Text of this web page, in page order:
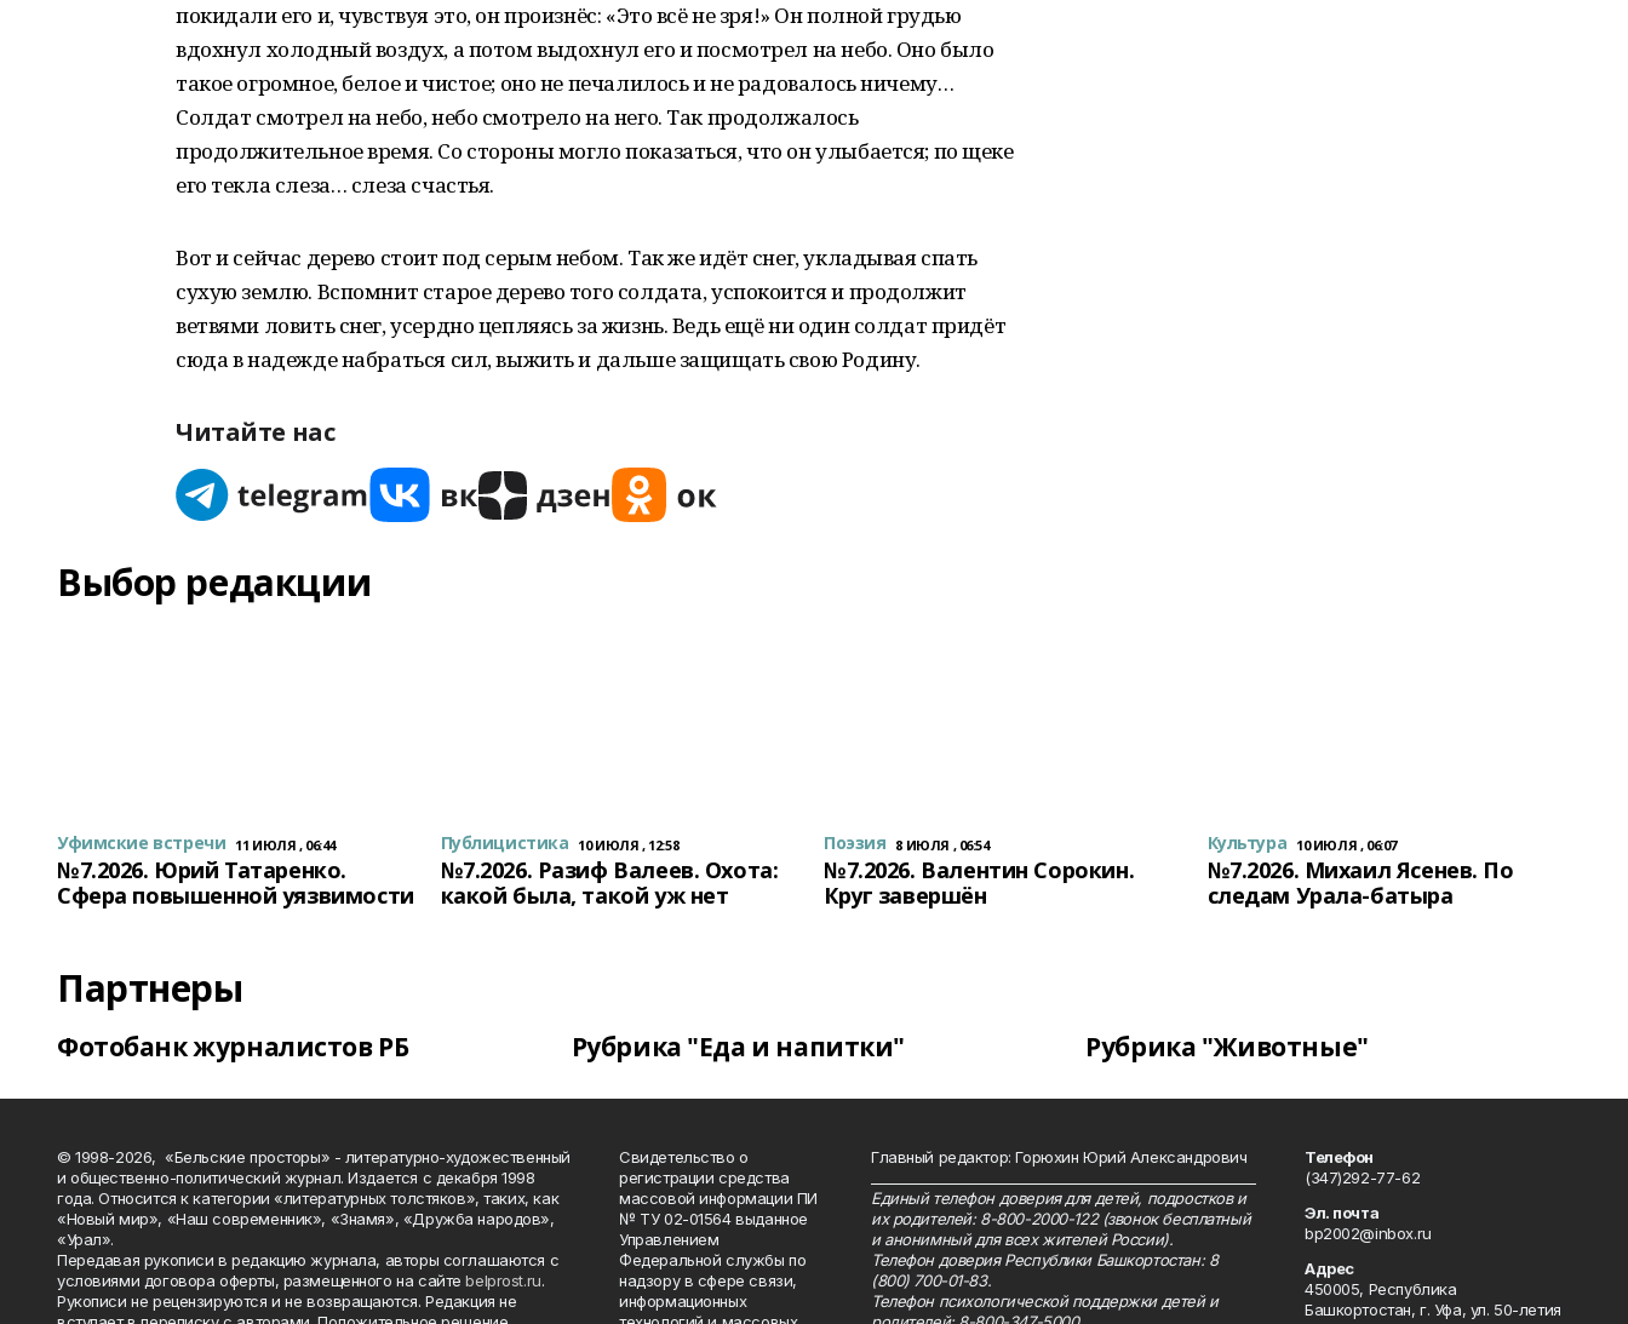
покидали его и, чувствуя это, он произнёс: «Это всё не зря!» Он полной грудью
вдохнул холодный воздух, а потом выдохнул его и посмотрел на небо. Оно было
такое огромное, белое и чистое; оно не печалилось и не радовалось ничему…
Солдат смотрел на небо, небо смотрело на него. Так продолжалось
продолжительное время. Со стороны могло показаться, что он улыбается; по щеке
его текла слеза… слеза счастья.
Вот и сейчас дерево стоит под серым небом. Так же идёт снег, укладывая спать
сухую землю. Вспомнит старое дерево того солдата, успокоится и продолжит
ветвями ловить снег, усердно цепляясь за жизнь. Ведь ещё ни один солдат придёт
сюда в надежде набраться сил, выжить и дальше защищать свою Родину.
Читайте нас
Выбор редакции
Уфимские встречи 11 ИЮЛЯ , 06:44
№7.2026. Юрий Татаренко.
Сфера повышенной уязвимости
Публицистика 10 ИЮЛЯ , 12:58
№7.2026. Разиф Валеев. Охота:
какой была, такой уж нет
Поэзия 8 ИЮЛЯ , 06:54
№7.2026. Валентин Сорокин.
Круг завершён
Культура 10 ИЮЛЯ , 06:07
№7.2026. Михаил Ясенев. По
следам Урала-батыра
Партнеры
Фотобанк журналистов РБ Рубрика "Еда и напитки" Рубрика "Животные"
© 1998-2026, «Бельские просторы» - литературно-художественный
и общественно-политический журнал. Издается с декабря 1998
года. Относится к категории «литературных толстяков», таких, как
«Новый мир», «Наш современник», «Знамя», «Дружба народов»,
«Урал».
Передавая рукописи в редакцию журнала, авторы соглашаются с
условиями договора оферты, размещенного на сайтеbelprost.ru.
Рукописи не рецензируются и не возвращаются. Редакция не
Свидетельство о
регистрации средства
массовой информации ПИ
№ ТУ 02-01564 выданное
Управлением
Федеральной службы по
надзору в сфере связи,
информационных
Главный редактор: Горюхин Юрий Александрович
Единый телефон доверия для детей, подростков и
их родителей: 8-800-2000-122 (звонок бесплатный
и анонимный для всех жителей России).
Телефон доверия Республики Башкортостан: 8
(800) 700-01-83.
Телефон психологической поддержки детей и
Телефон
(347)292-77-62
Эл. почта
bp2002@inbox.ru
Адрес
450005, Республика
Башкортостан, г. Уфа, ул. 50-летия